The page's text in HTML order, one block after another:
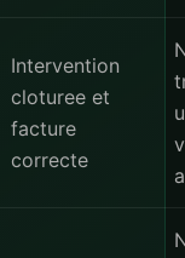
Intervention
cloturee et
facture
correcte